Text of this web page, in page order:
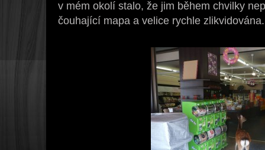
v mém okolí stalo, že jim během chvilky
čouhající mapa a velice rychle zlikvidována.